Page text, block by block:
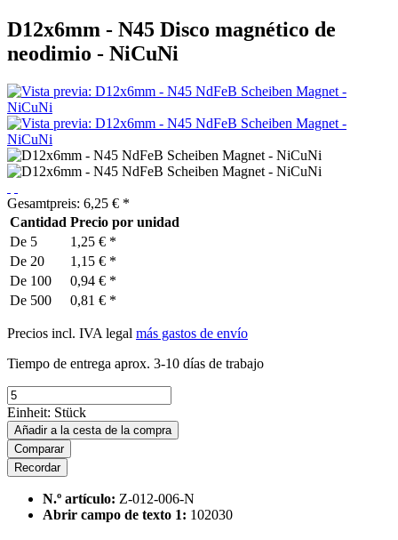
D12x6mm - N45 Disco magnético de
neodimio - NiCuNi
Gesamtpreis: 6,25 € *
Cantidad Precio por unidad
De 5
1,25 € *
De 20
1,15 € *
De 100
0,94 € *
De 500 0,81 € *
Precios incl. IVA legal más gastos de envío
Tiempo de entrega aprox. 3-10 días de trabajo
Einheit: Stück
Añadir a la cesta de la compra
Comparar
Recordar
N.º artículo: Z-012-006-N
Abrir campo de texto 1: 102030